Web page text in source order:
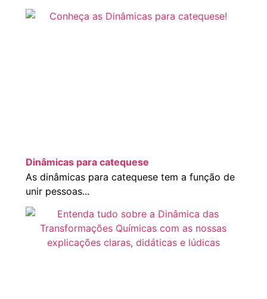
Dinâmicas para catequese
As dinâmicas para catequese tem a função de
unir pessoas...